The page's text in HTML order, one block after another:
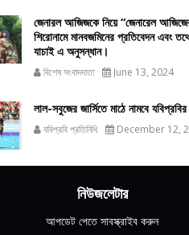
জেনারল আজিজকে নিয়ে “জেনারেল
শিরোনামে মানবজমিনের প্রতিবেদন এবং
যাচাই এ অনুসন্ধান।
বিশেষ সংবাদদাতা June 13, 2024
লাল-সবুজের জার্সিতে মাঠে নামবে
যবিপ্রবি প্রতিনিধি December 12,
নিউজলেটার
আপডেট পেতে সাবস্ক্রাইব করুন